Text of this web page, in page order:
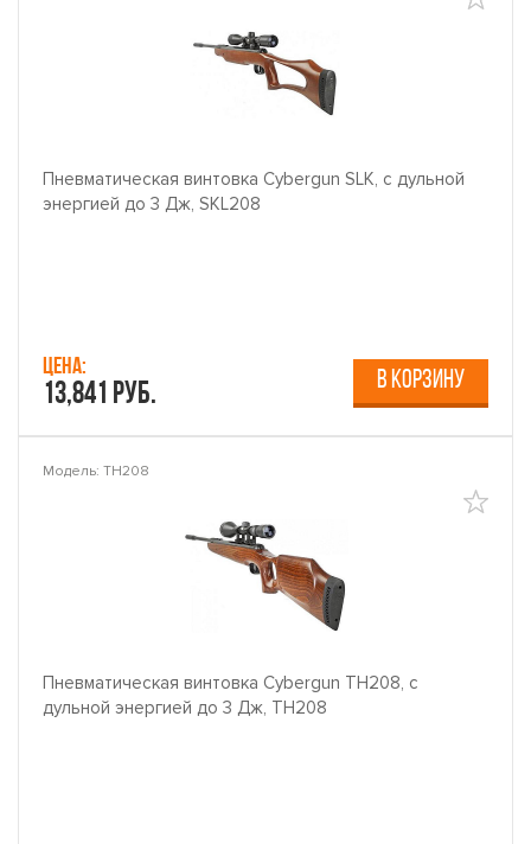
Пневматическая винтовка Cybergun SLK, с дульной
энергией до 3 Дж, SKL208
Цена:
13,841 руб. В КОРЗИНУ
Модель: TH208
Пневматическая винтовка Cybergun TH208, с
дульной энергией до 3 Дж, TH208